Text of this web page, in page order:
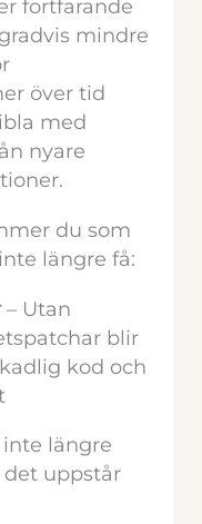
fortfarande
mindre
över tid
med
nyare
du som
längre få:
– Utan
blir
kod och
längre
uppstår